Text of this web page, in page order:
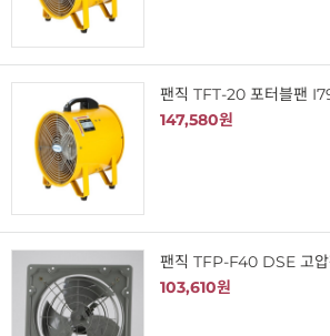
팬직 TFT-20 포터블팬
147,580원
팬직 TFP-F40 DSE 고
103,610원